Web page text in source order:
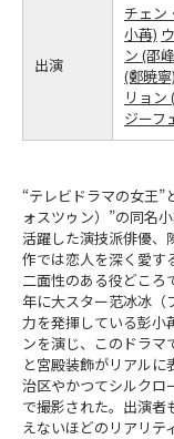
出演
チェン
小苒)
ン (邵
(鄭暁寧)
リョン
ジーフ
“テレビドラマの女王”
ォスツゥン）”の同名
活躍した演技派俳優、
作では恋人を深く愛す
二面性のある役どころ
年に大スター范冰冰（
力を発揮している彭小
ンを演じ、このドラ
と宮殿装飾がリアル
治区やかつてシルクロ
で撮影された。出演者
えないほどのリアリテ